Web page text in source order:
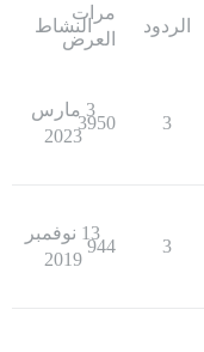
الردود
مرات
العرض
النشاط
3
3950
3 مارس
2023
3
944
13 نوفمبر
2019